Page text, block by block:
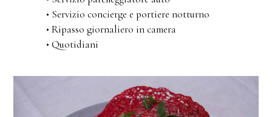
• Servizio concierge e portiere notturno
• Ripasso giornaliero in camera
• Quotidiani